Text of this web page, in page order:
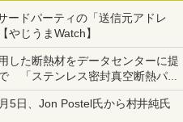
ードパーティの「送信元アドレ
やじうまWatch】
した断熱材をデータセンターに提
「ステンレス密封真空断熱パネ
5日、Jon Postel氏から村井純氏